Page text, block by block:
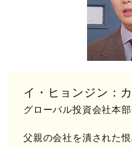
イ・ヒョンジン：
グローバル投資会社本部
父親の会社を潰された